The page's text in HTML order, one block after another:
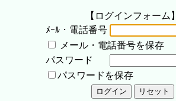
【ログインフォーム】
ﾒｰﾙ・電話番号
メール・電話番号を保存
パスワード
パスワードを保存